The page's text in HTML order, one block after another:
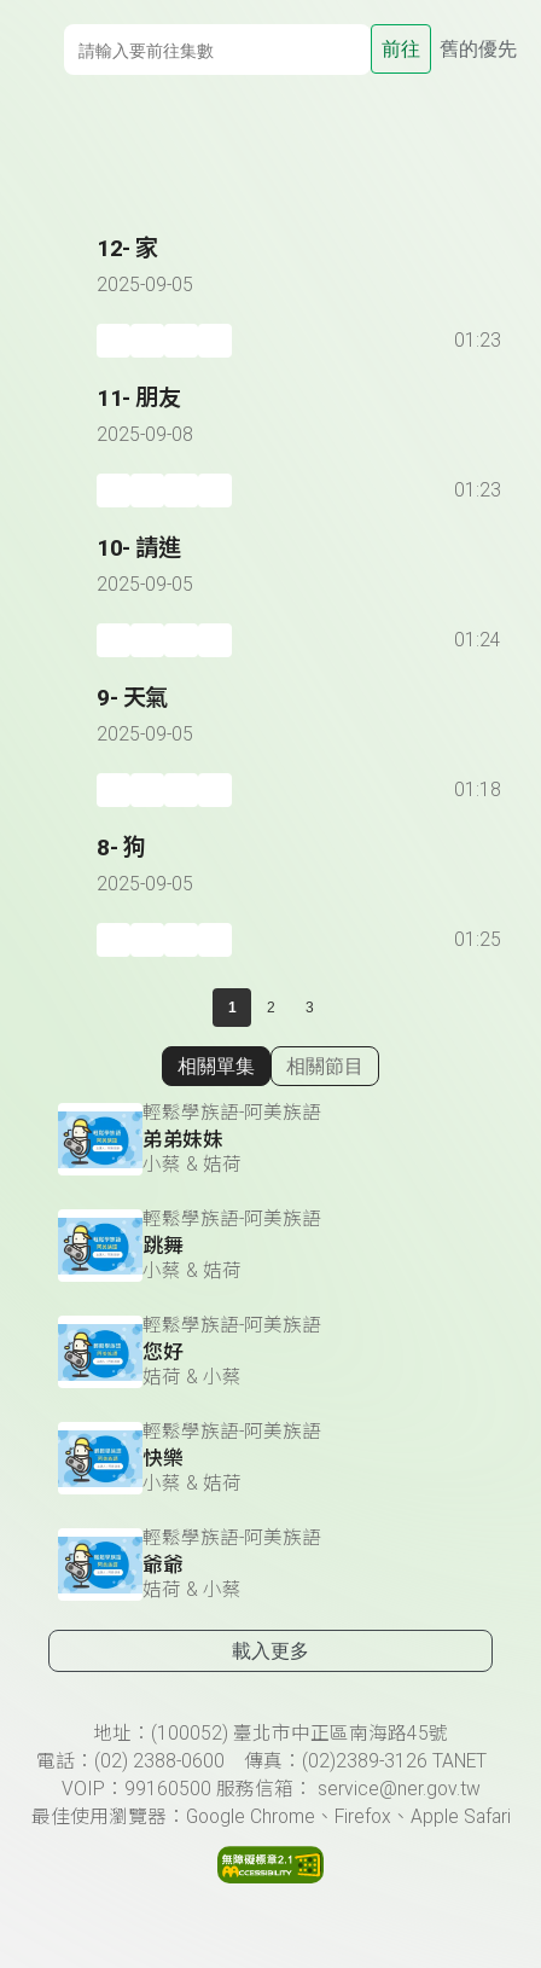
前往 舊的優先
12- 家
2025-09-05
01:23
11- 朋友
2025-09-08
01:23
10- 請進
2025-09-05
01:24
9- 天氣
2025-09-05
01:18
8- 狗
2025-09-05
01:25
1 2 3
顯示相關單集
相關單集 相關節目
輕鬆學族語-阿美族語
弟弟妹妹
小蔡 & 姞荷
輕鬆學族語-阿美族語
跳舞
小蔡 & 姞荷
輕鬆學族語-阿美族語
您好
姞荷 & 小蔡
輕鬆學族語-阿美族語
快樂
小蔡 & 姞荷
輕鬆學族語-阿美族語
爺爺
姞荷 & 小蔡
載入更多
頁尾資訊地址：(100052) 臺北市中正區南海路45號
電話：(02) 2388-0600 傳真：(02)2389-3126 TANET
VOIP：99160500 服務信箱： service@ner.gov.tw
最佳使用瀏覽器：Google Chrome、Firefox、Apple Safari